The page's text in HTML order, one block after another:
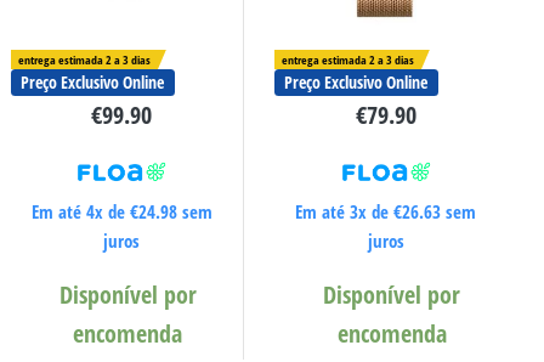
entrega estimada 2 a 3 dias
Preço Exclusivo Online
€99.90
Em até 4x de €24.98sem
juros
Disponível por
encomenda
entrega estimada 2 a 3 dias
Preço Exclusivo Online
€79.90
Em até 3x de€26.63 sem
juros
Disponível por
encomenda